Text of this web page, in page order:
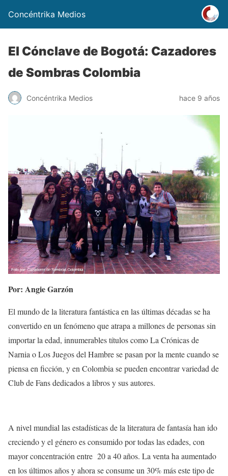
Concéntrika Medios
El Cónclave de Bogotá: Cazadores
de Sombras Colombia
Concéntrika Medios hace 9 años
Por: Angie Garzón
El mundo de la literatura fantástica en las últimas décadas se ha
convertido en un fenómeno que atrapa a millones de personas sin
importar la edad, innumerables títulos como La Crónicas de
Narnia o Los Juegos del Hambre se pasan por la mente cuando se
piensa en ficción, y en Colombia se pueden encontrar variedad de
Club de Fans dedicados a libros y sus autores.
A nivel mundial las estadísticas de la literatura de fantasía han ido
creciendo y el género es consumido por todas las edades, con
mayor concentración entre 20 a 40 años. La venta ha aumentado
en los últimos años y ahora se consume un 30% más este tipo de